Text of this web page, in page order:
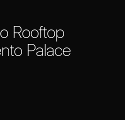
Rooftop
Palace